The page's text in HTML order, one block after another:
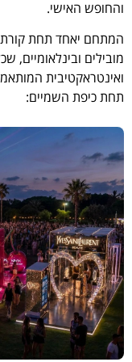
והחופש האישי.
המתחם יאחד תחת קורת
מובילים ובינלאומיים,
ואינטראקטיבית
תחת כיפת השמיים: